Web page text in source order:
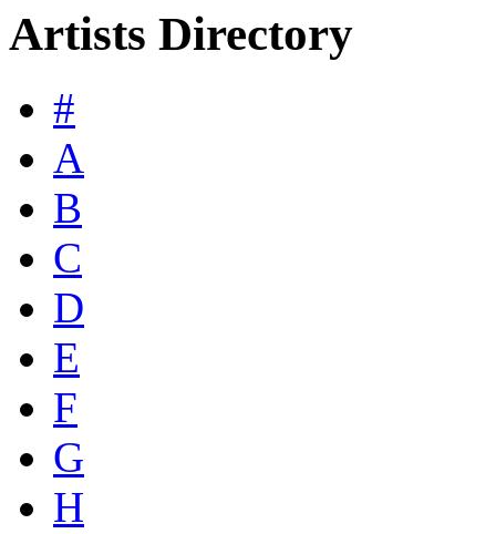
Artists Directory
#
A
B
C
D
E
F
G
H